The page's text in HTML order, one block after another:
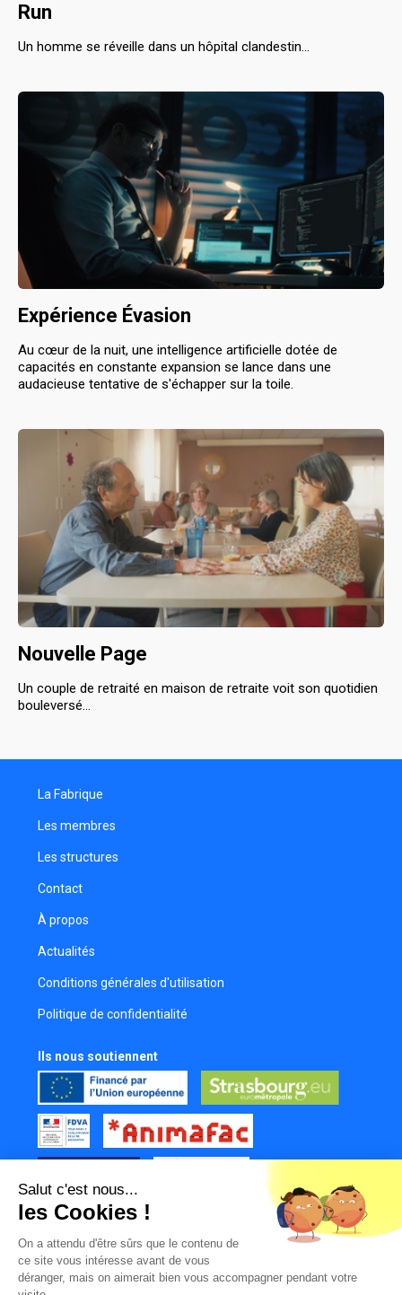
Run
Un homme se réveille dans un hôpital clandestin...
Expérience Évasion
Au cœur de la nuit, une intelligence artificielle dotée de
capacités en constante expansion se lance dans une
audacieuse tentative de s'échapper sur la toile.
Nouvelle Page
Un couple de retraité en maison de retraite voit son quotidien
bouleversé...
La Fabrique
Les membres
Les structures
Contact
À propos
Actualités
Conditions générales d'utilisation
Politique de confidentialité
Ils nous soutiennent
Tous nos partenaires
Mur des contributeurs
Salut c'est nous...
les Cookies !
On a attendu d'être sûrs que le contenu de
ce site vous intéresse avant de vous
déranger, mais on aimerait bien vous accompagner pendant votre